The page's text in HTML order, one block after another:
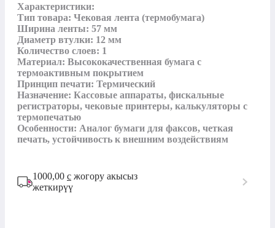
Характеристики:
Тип товара: Чековая лента (термобумага)
Ширина ленты: 57 мм
Диаметр втулки: 12 мм
Количество слоев: 1
Материал: Высококачественная бумага с
термоактивным покрытием
Принцип печати: Термический
Назначение: Кассовые аппараты, фискальные
регистраторы, чековые принтеры, калькуляторы с
термопечатью
Особенности: Аналог бумаги для факсов, четкая
печать, устойчивость к внешним воздействиям
1000,00 с жогору акысыз
жеткирүү